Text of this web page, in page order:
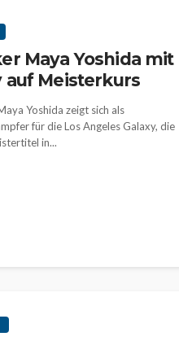
Maya Yoshida mit
auf Meisterkurs
Yoshida zeigt sich als
für die Los Angeles Galaxy, die
in...